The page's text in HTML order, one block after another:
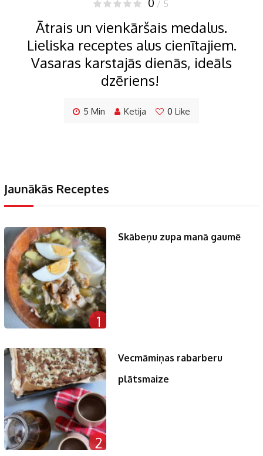
0 / 5
Ātrais un vienkāršais medalus.
Lieliska receptes alus cienītajiem.
Vasaras karstajās dienās, ideāls
dzēriens!
5 Min Ketija 0 Like
Jaunākās Receptes
1
Skābeņu zupa manā gaumē
2
Vecmāmiņas rabarberu
plātsmaize